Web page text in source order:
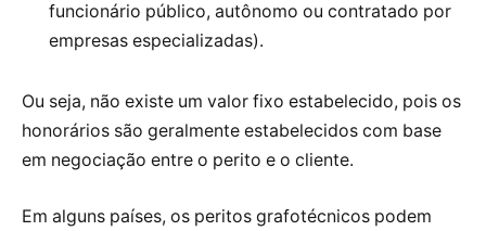
funcionário público, autônomo ou contratado por
empresas especializadas).
Ou seja, não existe um valor fixo estabelecido, pois os
honorários são geralmente estabelecidos com base
em negociação entre o perito e o cliente.
Em alguns países, os peritos grafotécnicos podem